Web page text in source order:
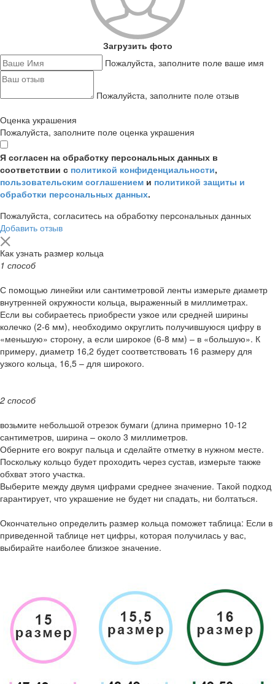
Загрузить фото
Пожалуйста, заполните поле ваше имя
Пожалуйста, заполните поле отзыв
Оценка украшения
Пожалуйста, заполните поле оценка украшения
Я согласен на обработку персональных данных в
соответствии с политикой конфиденциальности,
пользовательским соглашением и политикой защиты и
обработки персональных данных.
Пожалуйста, согласитесь на обработку персональных данных
Добавить отзыв
Как узнать размер кольца
1 способ
С помощью линейки или сантиметровой ленты измерьте диаметр
внутренней окружности кольца, выраженный в миллиметрах.
Если вы собираетесь приобрести узкое или средней ширины
колечко (2-6 мм), необходимо округлить получившуюся цифру в
«меньшую» сторону, а если широкое (6-8 мм) – в «большую». К
примеру, диаметр 16,2 будет соответствовать 16 размеру для
узкого кольца, 16,5 – для широкого.
2 способ
возьмите небольшой отрезок бумаги (длина примерно 10-12
сантиметров, ширина – около 3 миллиметров.
Оберните его вокруг пальца и сделайте отметку в нужном месте.
Поскольку кольцо будет проходить через сустав, измерьте также
обхват этого участка.
Выберите между двумя цифрами среднее значение. Такой подход
гарантирует, что украшение не будет ни спадать, ни болтаться.
Окончательно определить размер кольца поможет таблица: Если в
приведенной таблице нет цифры, которая получилась у вас,
выбирайте наиболее близкое значение.